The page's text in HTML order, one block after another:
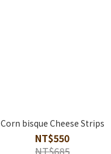
Corn bisque Cheese Strips
NT$550
NT$685